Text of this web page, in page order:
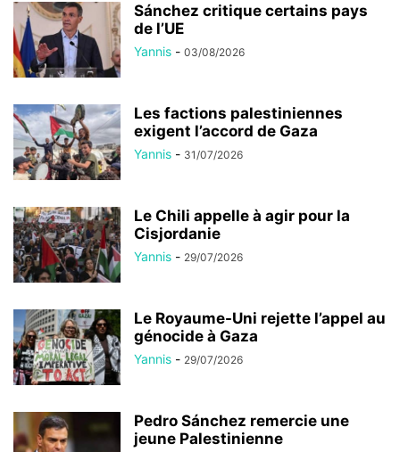
Sánchez critique certains pays
de l’UE
Yannis - 03/08/2026
Les factions palestiniennes
exigent l’accord de Gaza
Yannis - 31/07/2026
Le Chili appelle à agir pour la
Cisjordanie
Yannis - 29/07/2026
Le Royaume-Uni rejette l’appel au
génocide à Gaza
Yannis - 29/07/2026
Pedro Sánchez remercie une
jeune Palestinienne